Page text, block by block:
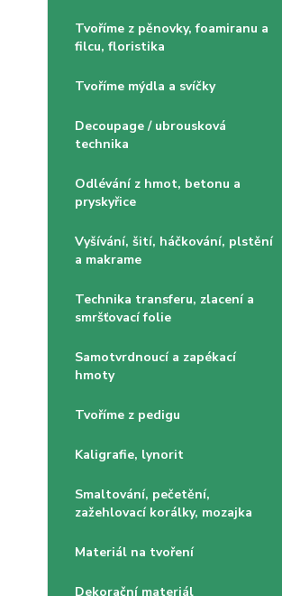
Tvoříme z pěnovky, foamiranu a
filcu, floristika
Tvoříme mýdla a svíčky
Decoupage / ubrousková
technika
Odlévání z hmot, betonu a
pryskyřice
Vyšívání, šití, háčkování, plstění
a makrame
Technika transferu, zlacení a
smršťovací folie
Samotvrdnoucí a zapékací
hmoty
Tvoříme z pedigu
Kaligrafie, lynorit
Smaltování, pečetění,
zažehlovací korálky, mozajka
Materiál na tvoření
Dekorační materiál